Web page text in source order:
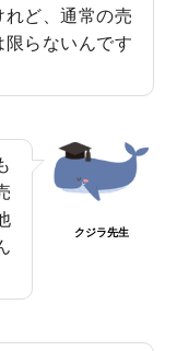
ど、通常の売
らないんです
クジラ先生